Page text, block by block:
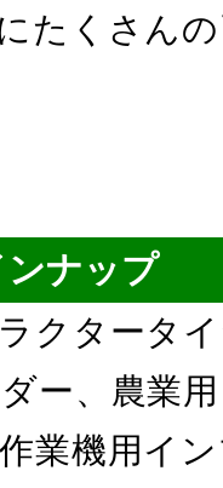
たくさん
ナップ
クタータ
ー、農業
業機用イ